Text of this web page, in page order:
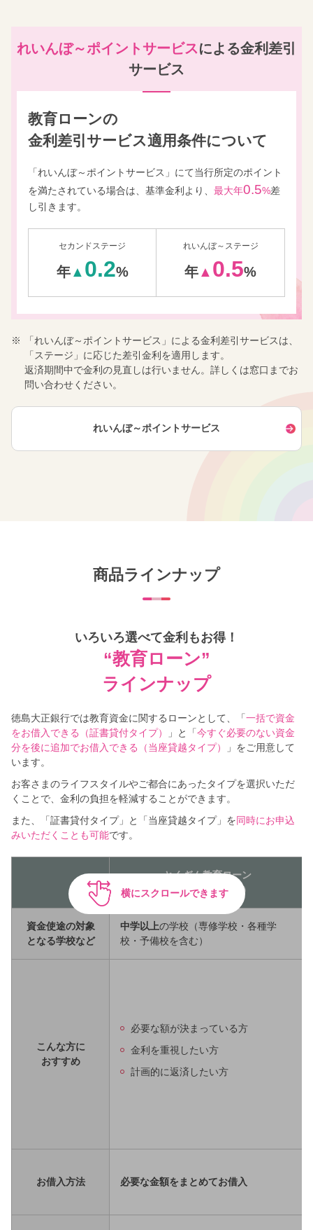
れいんぼ～ポイントサービスによる金利差引
サービス
教育ローンの
金利差引サービス適用条件について
「れいんぼ～ポイントサービス」にて当行所定のポイント
を満たされている場合は、基準金利より、 最大年0.5%差
し引きます。
セカンドステージ
年▲ 0.2%
れいんぼ～ステージ
年▲ 0.5%
※
「れいんぼ～ポイントサービス」による金利差引サービスは、
「ステージ」に応じた差引金利を適用します。
返済期間中で金利の見直しは行いません。詳しくは窓口までお
問い合わせください。
れいんぼ～ポイントサービス
商品ラインナップ
いろいろ選べて金利もお得！
“教育ローン”
ラインナップ
徳島大正銀行では教育資金に関するローンとして、「一括で資金
をお借入できる（証書貸付タイプ）
」と「今すぐ必要のない資金
分を後に追加でお借入できる（当座貸越タイプ）
」をご用意して
います。
お客さまのライフスタイルやご都合にあったタイプを選択いただ
くことで、金利の負担を軽減することができます。
また、「証書貸付タイプ」と「当座貸越タイプ」を同時にお申込
みいただくことも可能です。
とくぎん教育ローン
（証書貸付タイプ）
資金使途の対象
となる学校など
中学以上の学校（専修学校・各種学
校・予備校を含む）
こんな方に
おすすめ
必要な額が決まっている方
金利を重視したい方
計画的に返済したい方
お借入方法 必要な金額をまとめてお借入
横にスクロールできます